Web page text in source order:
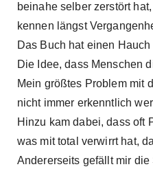
beinahe selber zerstört
kennen längst
Das Buch hat einen
Die Idee, dass Menschen
Mein größtes Problem mit
nicht immer erkenntlich
Hinzu kam dabei, dass oft
was mit total verwirrt hat,
Andererseits gefällt mir